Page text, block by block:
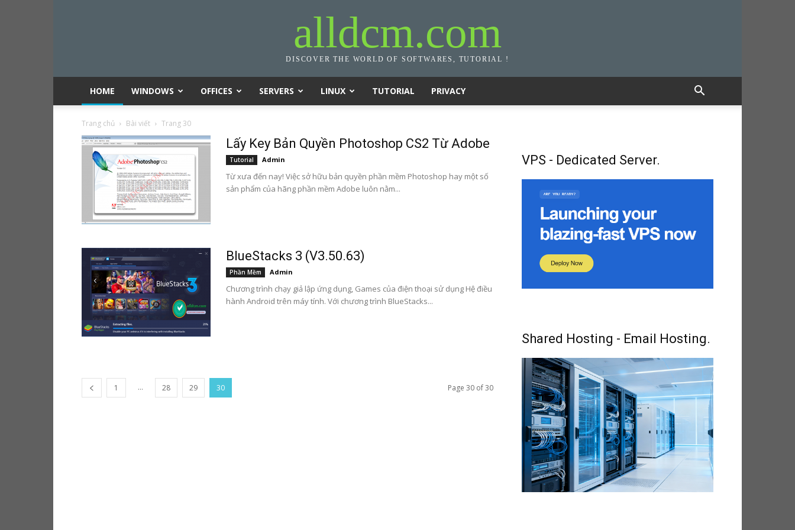
alldcm.com
DISCOVER THE WORLD OF SOFTWARES, TUTORIAL !
HOME WINDOWS OFFICES SERVERS LINUX TUTORIAL PRIVACY
Trang chủ Bài viết Trang 30
Lấy Key Bản Quyền Photoshop CS2 Từ Adobe
Tutorial Admin
Từ xưa đến nay! Việc sở hữu bản quyền phần mềm Photoshop hay một số
sản phẩm của hãng phần mềm Adobe luôn nằm...
BlueStacks 3 (V3.50.63)
Phần Mềm Admin
Chương trình chạy giả lập ứng dụng, Games của điện thoại sử dụng Hệ điều
hành Android trên máy tính. Với chương trình BlueStacks...
1 ... 28 29 30 Page 30 of 30
VPS - Dedicated Server.
Shared Hosting - Email Hosting.